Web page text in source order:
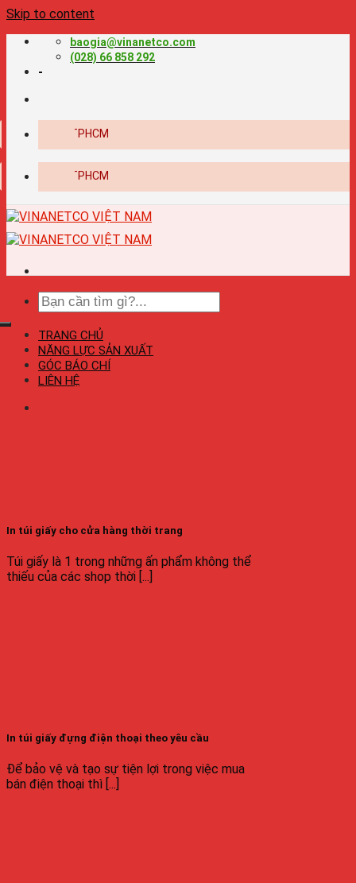
Skip to content
baogia@vinanetco.com
(028) 66 858 292
-
TRANG CHỦ
NĂNG LỰC SẢN XUẤT
GÓC BÁO CHÍ
LIÊN HỆ
In túi giấy cho cửa hàng thời trang
Túi giấy là 1 trong những ấn phẩm không thể
thiếu của các shop thời [...]
In túi giấy đựng điện thoại theo yêu cầu
Để bảo vệ và tạo sự tiện lợi trong việc mua
bán điện thoại thì [...]